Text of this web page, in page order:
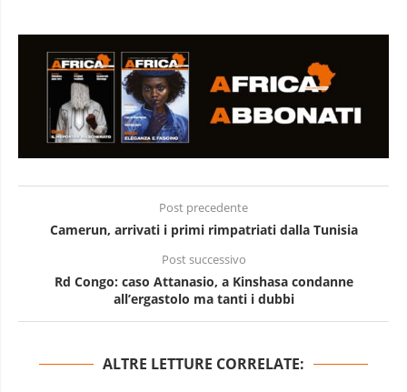
Post precedente
Camerun, arrivati i primi rimpatriati dalla Tunisia
Post successivo
Rd Congo: caso Attanasio, a Kinshasa condanne
all’ergastolo ma tanti i dubbi
ALTRE LETTURE CORRELATE: